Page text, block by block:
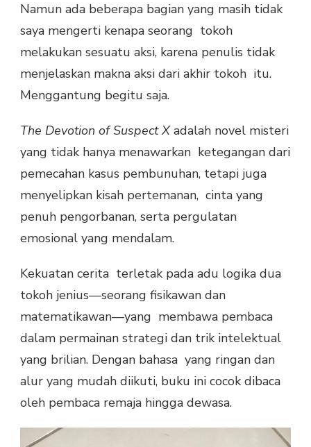
Namun ada beberapa bagian yang masih tidak
saya mengerti kenapa seorang tokoh
melakukan sesuatu aksi, karena penulis tidak
menjelaskan makna aksi dari akhir tokoh itu.
Menggantung begitu saja.
The Devotion of Suspect Xadalah novel misteri
yang tidak hanya menawarkan ketegangan dari
pemecahan kasus pembunuhan, tetapi juga
menyelipkan kisah pertemanan, cinta yang
penuh pengorbanan, serta pergulatan
emosional yang mendalam.
Kekuatan cerita terletak pada adu logika dua
tokoh jenius—seorang fisikawan dan
matematikawan—yang membawa pembaca
dalam permainan strategi dan trik intelektual
yang brilian. Dengan bahasa yang ringan dan
alur yang mudah diikuti, buku ini cocok dibaca
oleh pembaca remaja hingga dewasa.